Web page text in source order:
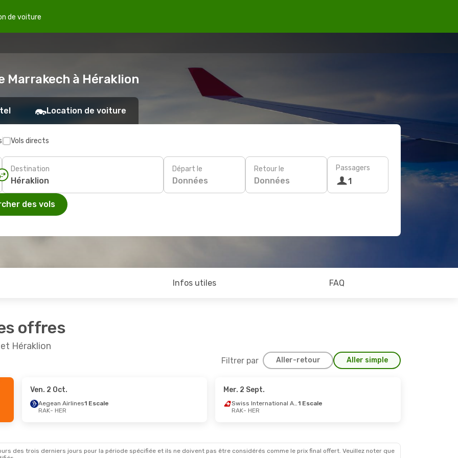
de voiture
Marrakech à Héraklion
Location de voiture
Vols directs
Destination Départ le
Données
Retour le
Données
Passagers
1
des vols
Infos utiles FAQ
offres
Héraklion
Filtrer par Aller-retour Aller simple
- Sam. 12 Sept.
Ven. 2 Oct.
Aegean Airlines1 Escale
RAK- HER
Mer. 2 Sept.
Swiss International Air Lines1 Escale
RAK- HER
des trois derniers jours pour la période spécifiée et ils ne doivent pas être considérés comme le prix final offert. Veuillez noter que